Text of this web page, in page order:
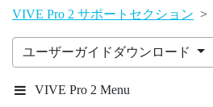
VIVE Pro 2 サポートセクション >
ユーザーガイドダウンロード
VIVE Pro 2 Menu